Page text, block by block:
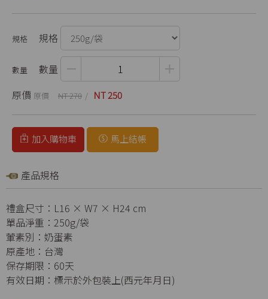
規格
數量
原價
NT 270 NT 250
加入購物車 馬上結帳
產品規格
禮盒尺寸：L16 × W7 × H24 cm
單品淨重：250g/袋
葷素別：奶蛋素
原產地：台灣
保存期限：60天
有效日期：標示於外包裝上(西元年月日)